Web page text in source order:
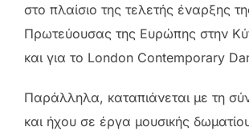
στο πλαίσιο της τελετής έναρξης
Πρωτεύουσας της Ευρώπης στην
και για το London Contemporary
Παράλληλα, καταπιάνεται με τη
και ήχου σε έργα μουσικής